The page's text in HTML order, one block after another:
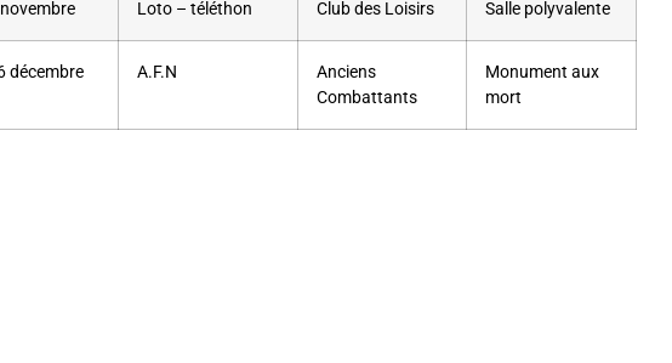
Loto – téléthon Club des Loisirs Salle polyvalente
décembre A.F.N
Anciens
Combattants
Monument aux
mort